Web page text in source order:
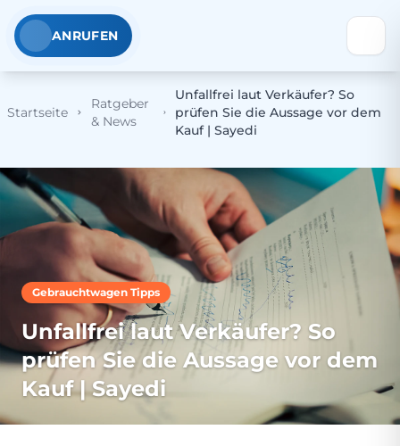
ANRUFEN
Startseite
Ratgeber
& News
Unfallfrei laut Verkäufer? So
prüfen Sie die Aussage vor dem
Kauf | Sayedi
Gebrauchtwagen Tipps
Unfallfrei laut Verkäufer? So
prüfen Sie die Aussage vor dem
Kauf | Sayedi